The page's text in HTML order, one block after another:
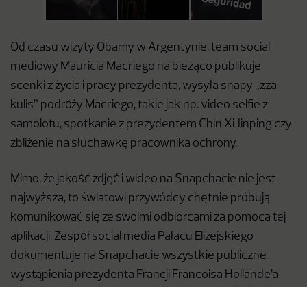
Od czasu wizyty Obamy w Argentynie, team social
mediowy Mauricia Macriego na bieżąco publikuje
scenki z życia i pracy prezydenta, wysyła snapy „zza
kulis” podróży Macriego, takie jak np. video selfie z
samolotu, spotkanie z prezydentem Chin Xi Jinping czy
zbliżenie na słuchawkę pracownika ochrony.
Mimo, że jakość zdjęć i wideo na Snapchacie nie jest
najwyższa, to światowi przywódcy chętnie próbują
komunikować się ze swoimi odbiorcami za pomocą tej
aplikacji. Zespół social media Pałacu Elizejskiego
dokumentuje na Snapchacie wszystkie publiczne
wystąpienia prezydenta Francji Francoisa Hollande’a